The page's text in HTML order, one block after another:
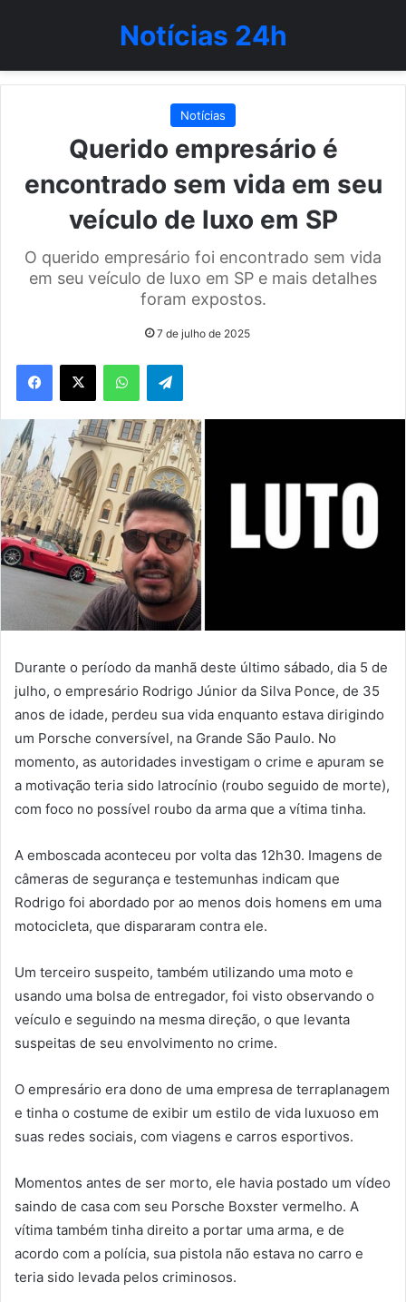
Notícias 24h
Notícias
Querido empresário é
encontrado sem vida em seu
veículo de luxo em SP
O querido empresário foi encontrado sem vida
em seu veículo de luxo em SP e mais detalhes
foram expostos.
7 de julho de 2025
WhatsAppTelegram
Durante o período da manhã deste último sábado, dia 5 de
julho, o empresário Rodrigo Júnior da Silva Ponce, de 35
anos de idade, perdeu sua vida enquanto estava dirigindo
um Porsche conversível, na Grande São Paulo. No
momento, as autoridades investigam o crime e apuram se
a motivação teria sido latrocínio (roubo seguido de morte),
com foco no possível roubo da arma que a vítima tinha.
A emboscada aconteceu por volta das 12h30. Imagens de
câmeras de segurança e testemunhas indicam que
Rodrigo foi abordado por ao menos dois homens em uma
motocicleta, que dispararam contra ele.
Um terceiro suspeito, também utilizando uma moto e
usando uma bolsa de entregador, foi visto observando o
veículo e seguindo na mesma direção, o que levanta
suspeitas de seu envolvimento no crime.
O empresário era dono de uma empresa de terraplanagem
e tinha o costume de exibir um estilo de vida luxuoso em
suas redes sociais, com viagens e carros esportivos.
Momentos antes de ser morto, ele havia postado um vídeo
saindo de casa com seu Porsche Boxster vermelho. A
vítima também tinha direito a portar uma arma, e de
acordo com a polícia, sua pistola não estava no carro e
teria sido levada pelos criminosos.